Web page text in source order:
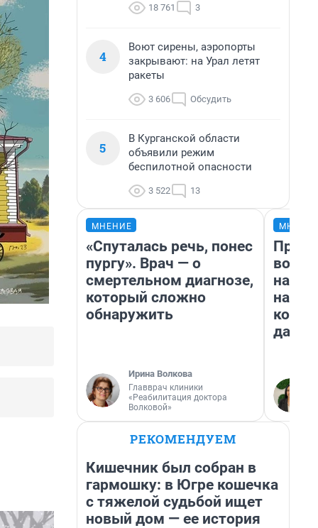
18 761 3
4
Воют сирены, аэропорты
закрывают: на Урал летят
ракеты
3 606 Обсудить
5
В Курганской области
объявили режим
беспилотной опасности
3 522 13
МНЕНИЕ
«Спуталась речь, понес
пургу». Врач — о
смертельном диагнозе,
который сложно
обнаружить
Ирина Волкова
Главврач клиники
«Реабилитация доктора
Волковой»
нам
даже
РЕКОМЕНДУЕМ
Кишечник был собран в
гармошку: в Югре кошечка
с тяжелой судьбой ищет
новый дом — ее история